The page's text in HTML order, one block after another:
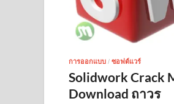
การออกแบบ / ซอฟต์แวร์
Solidwork Crack
Download ถาวร